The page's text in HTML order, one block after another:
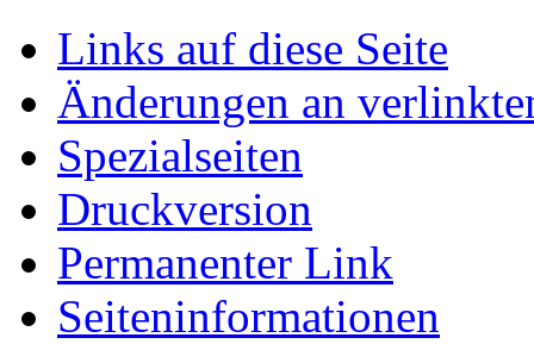
Links auf diese Seite
Änderungen an
Spezialseiten
Druckversion
Permanenter Link
Seiten­informationen